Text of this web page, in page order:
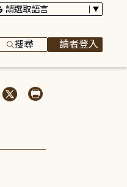
搜尋 讀者登入